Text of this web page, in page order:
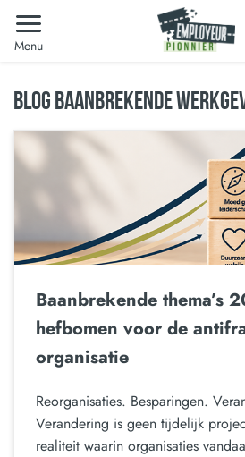
Menu
BLOG BAANBREKENDE
Baanbrekende thema’s
hefbomen voor de
organisatie
Reorganisaties. Besparingen.
Verandering is geen tijdelijk
realiteit waarin organisaties